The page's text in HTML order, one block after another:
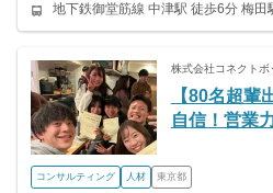
地下鉄御堂筋線 中津駅 徒歩6分 梅田
株式会社コネクトボ
【80名超輩
自信！営業
コンサルティング 人材 東京都